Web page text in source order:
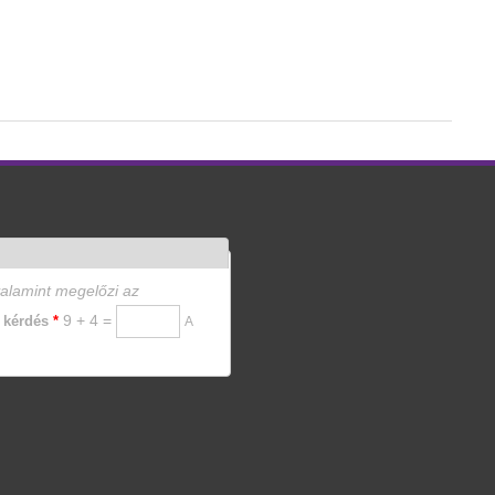
megelőzi az
kérdés * 9 + 4 = A